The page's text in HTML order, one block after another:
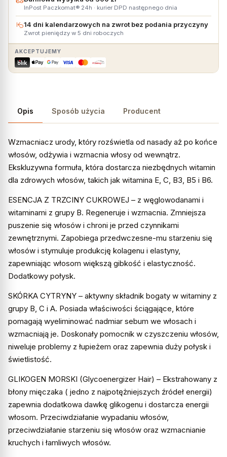
InPost Paczkomat® 24h · kurier DPD następnego dnia
14 dni kalendarzowych na zwrot bez podania przyczyny
Zwrot pieniędzy w 5 dni roboczych
AKCEPTUJEMY
Opis Sposób użycia Producent
Wzmacniacz urody, który rozświetla od nasady aż po końce
włosów, odżywia i wzmacnia włosy od wewnątrz.
Ekskluzywna formuła, która dostarcza niezbędnych witamin
dla zdrowych włosów, takich jak witamina E, C, B3, B5 i B6.
ESENCJA Z TRZCINY CUKROWEJ – z węglowodanami i
witaminami z grupy B. Regeneruje i wzmacnia. Zmniejsza
puszenie się włosów i chroni je przed czynnikami
zewnętrznymi. Zapobiega przedwczesne-mu starzeniu się
włosów i stymuluje produkcję kolagenu i elastyny,
zapewniając włosom większą gibkość i elastyczność.
Dodatkowy połysk.
SKÓRKA CYTRYNY – aktywny składnik bogaty w witaminy z
grupy B, C i A. Posiada właściwości ściągające, które
pomagają wyeliminować nadmiar sebum we włosach i
wzmacniają je. Doskonały pomocnik w czyszczeniu włosów,
niweluje problemy z łupieżem oraz zapewnia duży połysk i
świetlistość.
GLIKOGEN MORSKI (Glycoenergizer Hair) – Ekstrahowany z
błony mięczaka ( jedno z najpotężniejszych źródeł energii)
zapewnia dodatkowa dawkę glikogenu i dostarcza energii
włosom. Przeciwdziałanie wypadaniu włosów,
przeciwdziałanie starzeniu się włosów oraz wzmacnianie
kruchych i łamliwych włosów.